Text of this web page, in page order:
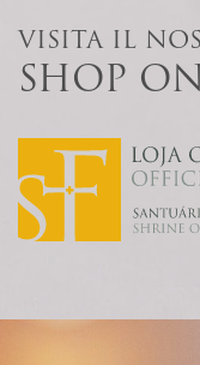
VISITA IL
SHOP